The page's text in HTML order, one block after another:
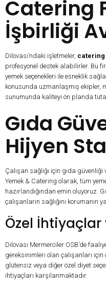
Catering
İşbirliği
Dilovası’ndaki işletmeler, catering
profesyonel destek alabilirler. Bu
yemek seçenekleri ile esneklik
konusunda uzmanlaşmış ekipler,
sunumunda kaliteyi ön planda
Gıda
Hijyen
Çalışan sağlığı için gıda
Yemek & Catering olarak, tüm
hazırlandığından emin oluyoruz.
çalışanların sağlığını korumanın
Özel
Dilovası Mermerciler OSB’de
gereksinimleri olan çalışanları
glütensiz veya diğer özel diyet
ihtiyaçları karşılanmaktadır.